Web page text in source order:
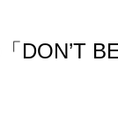
「 DON’T